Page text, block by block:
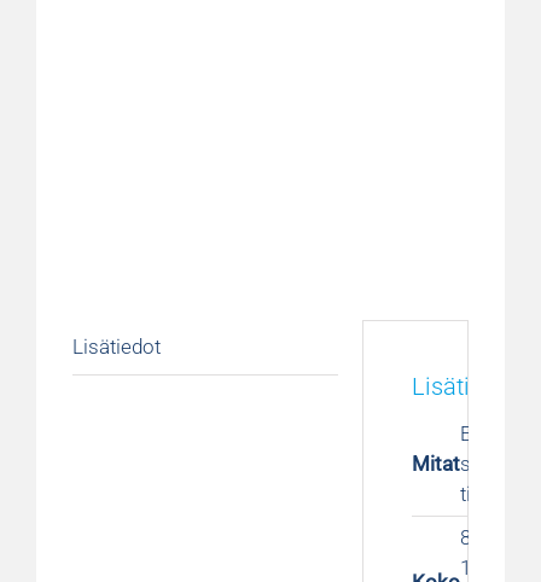
Lisätiedot
Lisätiedot
Mitat
Ei
tietoa
80 x 200
12 cm,